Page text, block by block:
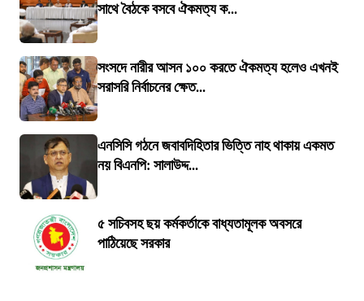
সাথে বৈঠকে বসবে ঐকমত্য ক...
সংসদে নারীর আসন ১০০ করতে ঐকমত্য হলেও এখনই
সরাসরি নির্বাচনের ক্ষেত...
এনসিসি গঠনে জবাবদিহিতার ভিত্তি নাহ থাকায় একমত
নয় বিএনপি: সালাউদ্দ...
৫ সচিবসহ ছয় কর্মকর্তাকে বাধ্যতামূলক অবসরে
পাঠিয়েছে সরকার